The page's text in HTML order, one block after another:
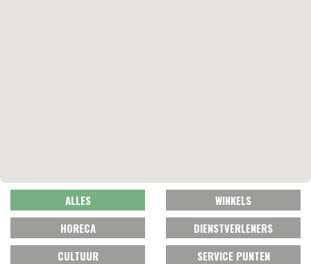
ALLES
WINKELS
HORECA
DIENSTVERLENERS
CULTUUR
SERVICE PUNTEN